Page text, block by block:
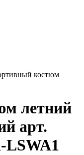
костюм
летний
арт.
LSWA1